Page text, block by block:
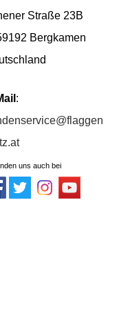
Straße 23B
Bergkamen
:
uns auch bei